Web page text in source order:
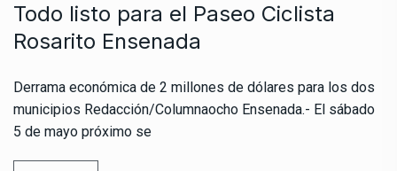
Todo listo para el Paseo Ciclista
Rosarito Ensenada
Derrama económica de 2 millones de dólares para los dos
municipios Redacción/Columnaocho Ensenada.- El sábado
5 de mayo próximo se